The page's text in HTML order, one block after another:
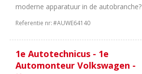
uur
moderne apparatuur in de autobranche?
Referentie nr:#AUWE64140
1e Autotechnicus - 1e
Automonteur Volkswagen -